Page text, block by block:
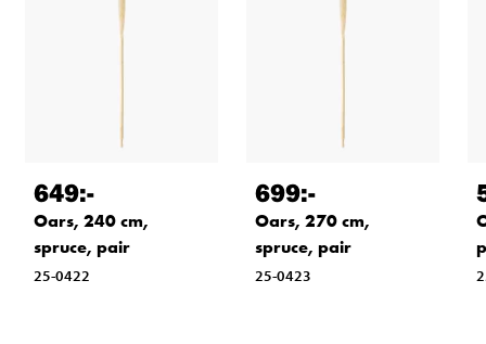
649:-
Oars, 240 cm,
spruce, pair
25-0422
699:-
Oars, 270 cm,
spruce, pair
25-0423